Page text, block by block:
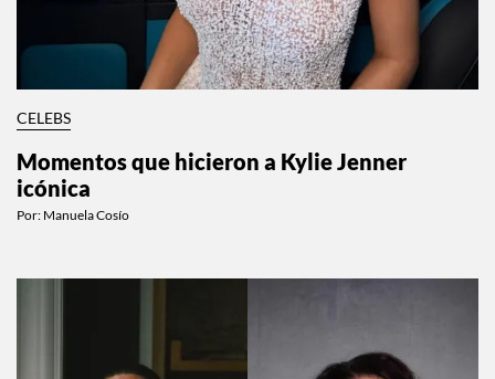
CELEBS
Momentos que hicieron a Kylie Jenner
icónica
Por: Manuela Cosío